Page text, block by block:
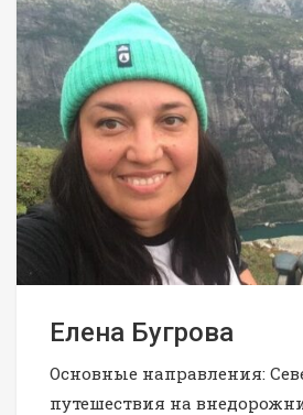
Елена Бугрова
Основные направления:
путешествия на